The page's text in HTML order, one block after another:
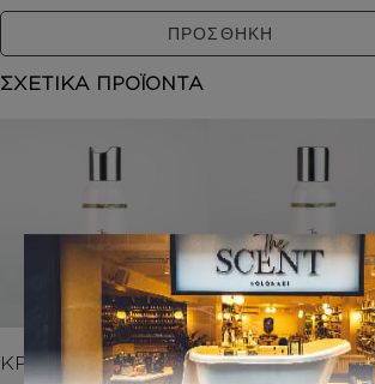
ΠΡΟΣΘΗΚΗ
ΣΧΕΤΙΚΑ ΠΡΟΪΟΝΤΑ
ΚΡΕΜΕΣ ΣΩΜΑΤΟΣ
ΑΦΡΟΛΟΥΤΡΑ